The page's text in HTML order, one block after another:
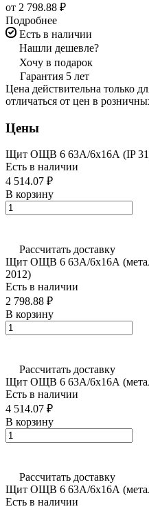
от 2 798.88 ₽
Подробнее
Есть в наличии
Нашли дешевле?
Хочу в подарок
Гарантия 5 лет
Цена действительна только
отличаться от цен в
Цены
Щит ОЩВ 6 63А/6х16А (IP
Есть в наличии
4 514.07 ₽
В корзину
Рассчитать доставку
Щит ОЩВ 6 63А/6х16А
2012)
Есть в наличии
2 798.88 ₽
В корзину
Рассчитать доставку
Щит ОЩВ 6 63А/6х16А
Есть в наличии
4 514.07 ₽
В корзину
Рассчитать доставку
Щит ОЩВ 6 63А/6х16А
Есть в наличии